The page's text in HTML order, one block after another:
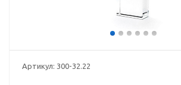
Артикул: 300-32.22